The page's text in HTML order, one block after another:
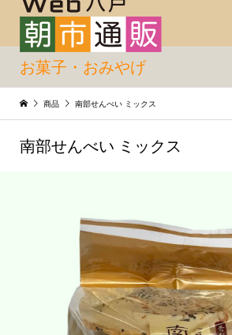
お菓子・おみやげ
商品 南部せんべい ミックス
南部せんべい ミックス